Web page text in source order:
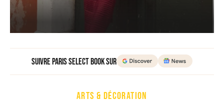
Suivre Paris Select Book sur
ARTS & DÉCORATION